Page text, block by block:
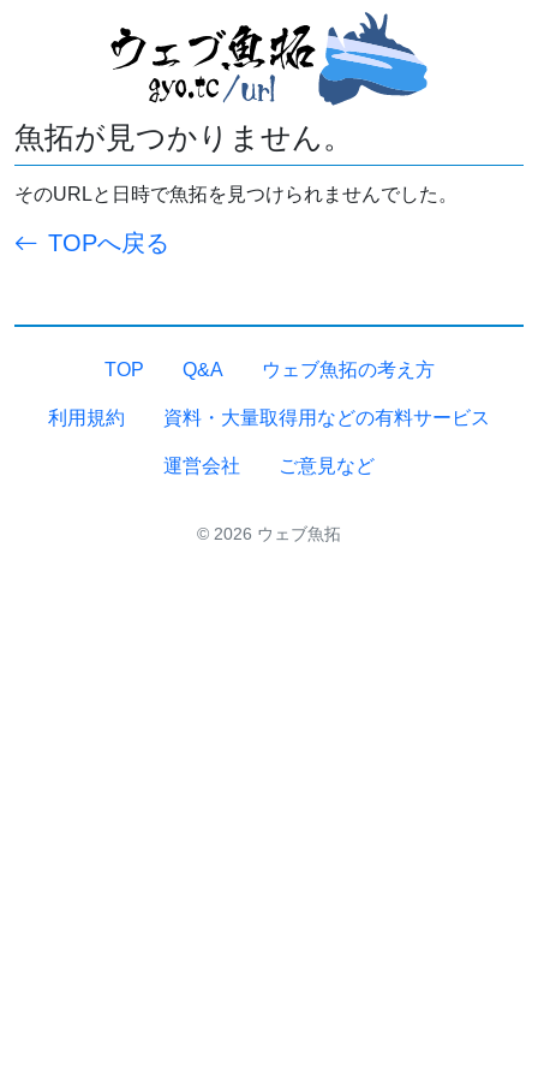
魚拓が見つかりません。
そのURLと日時で魚拓を見つけられませんでした。
TOPへ戻る
TOP Q&A ウェブ魚拓の考え方
利用規約 資料・大量取得用などの有料サービス
運営会社 ご意見など
© 2026 ウェブ魚拓